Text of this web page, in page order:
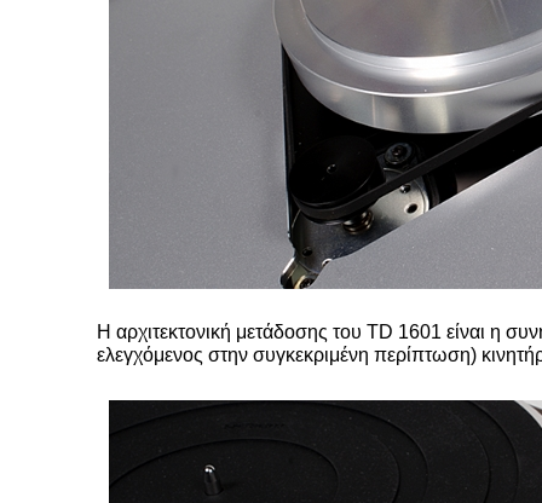
Η αρχιτεκτονική μετάδοσης του TD 1601 είναι η
ελεγχόμενος στην συγκεκριμένη περίπτωση)